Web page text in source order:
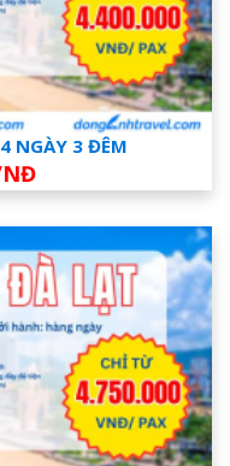
NGÀY 3 ĐÊM